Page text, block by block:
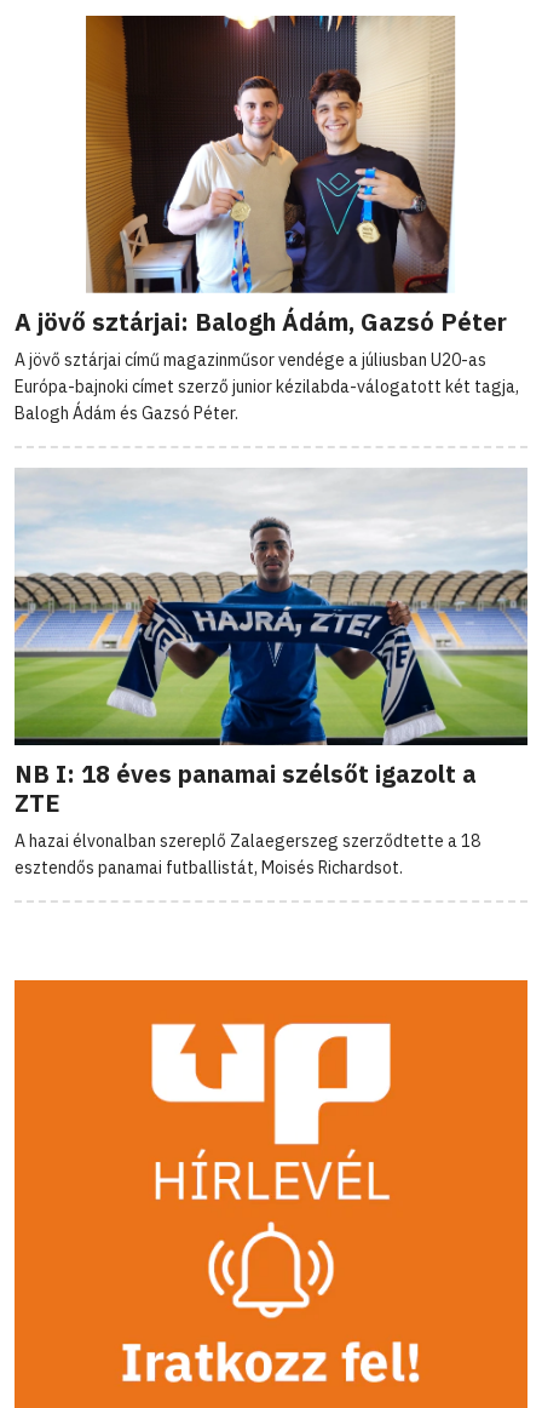
A jövő sztárjai: Balogh Ádám, Gazsó Péter
A jövő sztárjai című magazinműsor vendége a júliusban U20-as
Európa-bajnoki címet szerző junior kézilabda-válogatott két tagja,
Balogh Ádám és Gazsó Péter.
NB I: 18 éves panamai szélsőt igazolt a
ZTE
A hazai élvonalban szereplő Zalaegerszeg szerződtette a 18
esztendős panamai futballistát, Moisés Richardsot.